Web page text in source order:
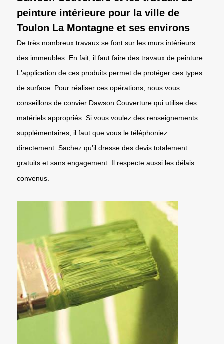
peinture intérieure pour la ville de
Toulon La Montagne et ses environs
De très nombreux travaux se font sur les murs intérieurs
des immeubles. En fait, il faut faire des travaux de peinture.
L'application de ces produits permet de protéger ces types
de surface. Pour réaliser ces opérations, nous vous
conseillons de convier Dawson Couverture qui utilise des
matériels appropriés. Si vous voulez des renseignements
supplémentaires, il faut que vous le téléphoniez
directement. Sachez qu'il dresse des devis totalement
gratuits et sans engagement. Il respecte aussi les délais
convenus.